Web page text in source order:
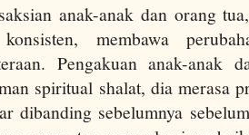
anak-anak dan orang
membawa
Pengakuan anak-anak
spiritual shalat, dia merasa
dibanding sebelumnya